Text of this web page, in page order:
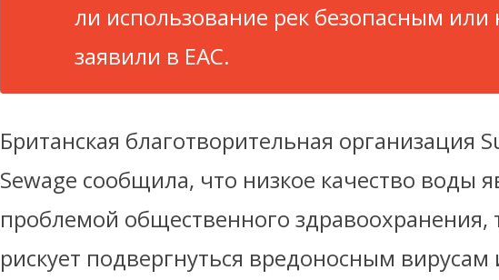
ли использование рек безопасным или
заявили в EAC.
Британская благотворительная организация
Sewage сообщила, что низкое качество воды
проблемой общественного здравоохранения,
рискует подвергнуться вредоносным вирусам